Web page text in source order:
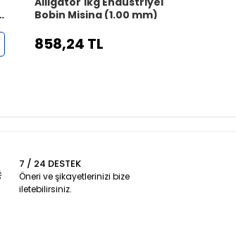
Bobin Misina (1.00 mm)
858,24 TL
7 / 24 DESTEK
Öneri ve şikayetlerinizi bize
iletebilirsiniz.